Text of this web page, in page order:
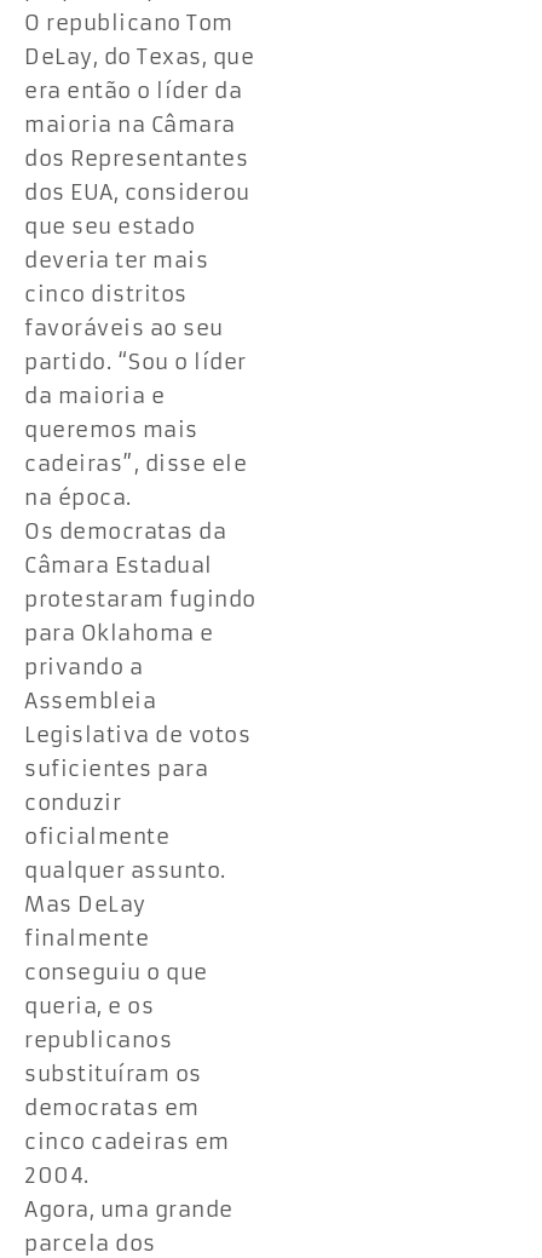
O republicano Tom
DeLay, do Texas, que
era então o líder da
maioria na Câmara
dos Representantes
dos EUA, considerou
que seu estado
deveria ter mais
cinco distritos
favoráveis ao seu
partido. “Sou o líder
da maioria e
queremos mais
cadeiras”, disse ele
na época.
Os democratas da
Câmara Estadual
protestaram fugindo
para Oklahoma e
privando a
Assembleia
Legislativa de votos
suficientes para
conduzir
oficialmente
qualquer assunto.
Mas DeLay
finalmente
conseguiu o que
queria, e os
republicanos
substituíram os
democratas em
cinco cadeiras em
2004.
Agora, uma grande
parcela dos